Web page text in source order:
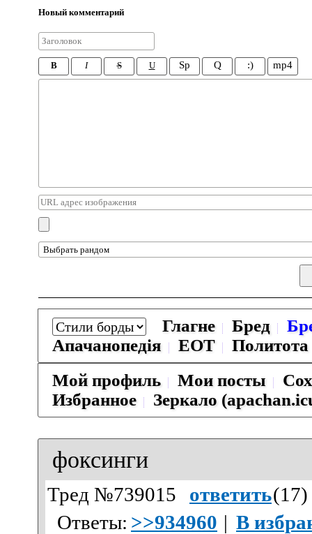
Новый комментарий
B I S U Sp Q :) mp4
Глагне Бред
Апачанопедiя
ЕОТ
Политота
Мой профиль
Мои посты
Избранное
Зеркало
фоксинги
Тред №739015 ответить(17)
Ответы: >>934960 | В